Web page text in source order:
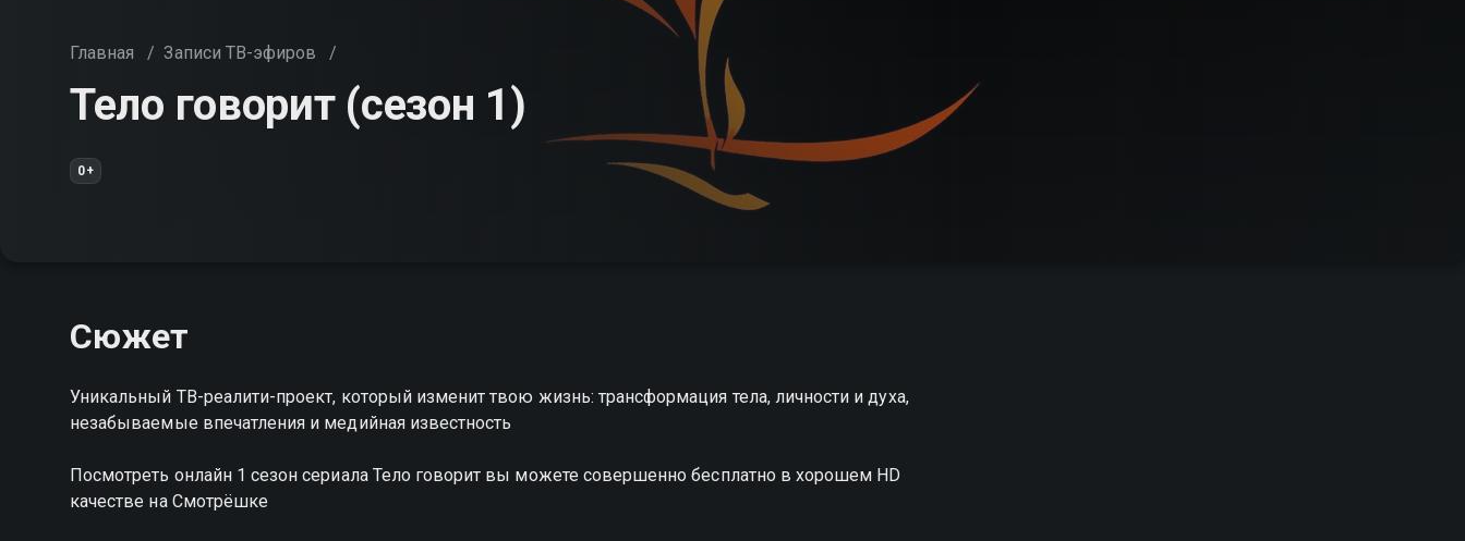
Главная / Записи ТВ-эфиров /
Тело говорит (сезон 1)
0+
Сюжет
Уникальный ТВ-реалити-проект, который изменит твою жизнь: трансформация тела, личности и духа,
незабываемые впечатления и медийная известность
Посмотреть онлайн 1 сезон сериала Тело говорит вы можете совершенно бесплатно в хорошем HD
качестве на Смотрёшке